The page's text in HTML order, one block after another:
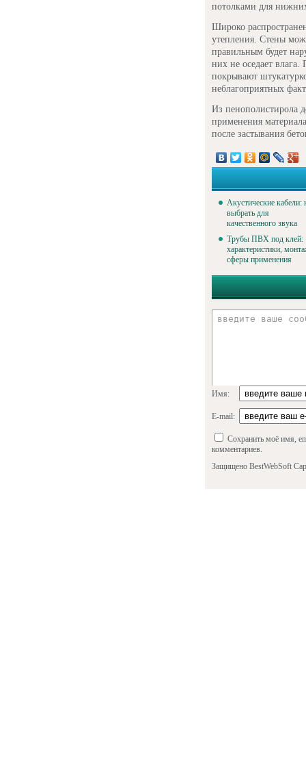
потолками для
Широко
утепления. Стены
правильным будет
них не оседает
покрывают
неблагоприятных
Из пенополистирола
применения
после застывания
Акустические кабели:
выбрать для
качественного звука
Трубы ПВХ под клей:
характеристики,
сферы применения
Имя:
E-mail:
Сохранить моё имя,
комментариев.
Защищено BestWebSoft